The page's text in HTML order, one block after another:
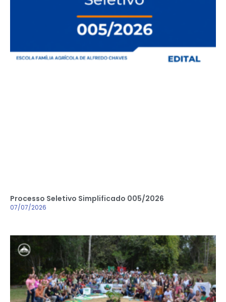
Processo Seletivo Simplificado 005/2026
07/07/2026